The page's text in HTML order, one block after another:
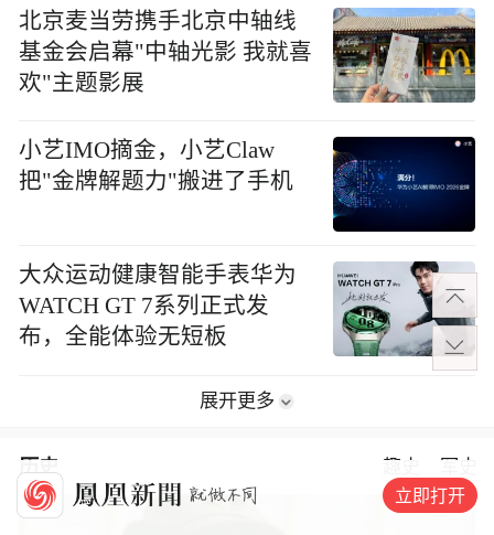
北京麦当劳携手北京中轴线
基金会启幕"中轴光影 我就喜
欢"主题影展
小艺IMO摘金，小艺Claw
把"金牌解题力"搬进了手机
大众运动健康智能手表华为
WATCH GT 7系列正式发
布，全能体验无短板
展开更多
历史 趣史 军史
立即打开